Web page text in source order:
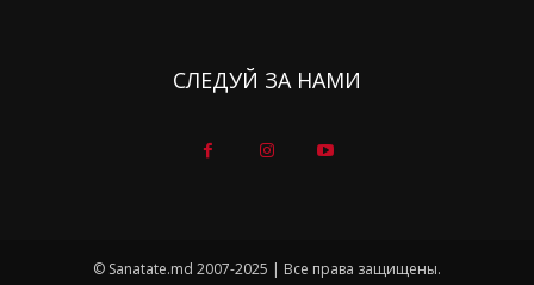
СЛЕДУЙ ЗА НАМИ
© Sanatate.md 2007-2025 | Все права защищены.